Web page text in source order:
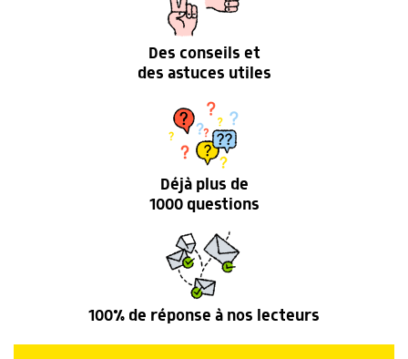
Des conseils et
des astuces utiles
Déjà plus de
1000 questions
100% de réponse à nos lecteurs